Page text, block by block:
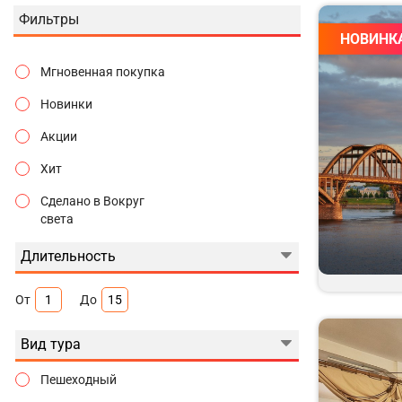
Фильтры
Мгновенная покупка
Новинки
Акции
Хит
Сделано в Вокруг
света
Длительность
От До
Вид тура
Пешеходный